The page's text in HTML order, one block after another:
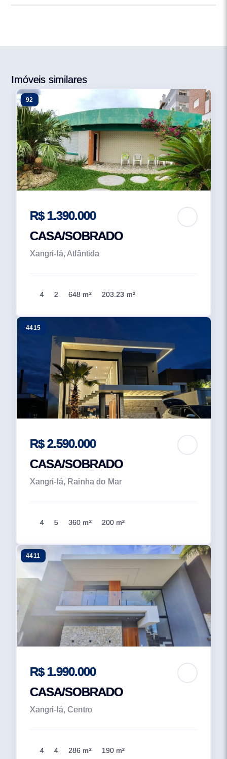
Imóveis similares
92
R$ 1.390.000
CASA/SOBRADO
Xangri-lá, Atlântida
4 2 648 m² 203.23 m²
4415
R$ 2.590.000
CASA/SOBRADO
Xangri-lá, Rainha do Mar
4 5 360 m² 200 m²
4411
R$ 1.990.000
CASA/SOBRADO
Xangri-lá, Centro
4 4 286 m² 190 m²